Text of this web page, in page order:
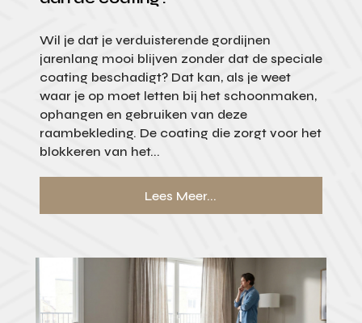
Wil je dat je verduisterende gordijnen
jarenlang mooi blijven zonder dat de speciale
coating beschadigt? Dat kan, als je weet
waar je op moet letten bij het schoonmaken,
ophangen en gebruiken van deze
raambekleding. De coating die zorgt voor het
blokkeren van het...
Lees Meer...